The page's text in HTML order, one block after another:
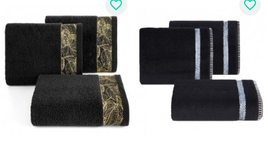
favorite_border favorite_border